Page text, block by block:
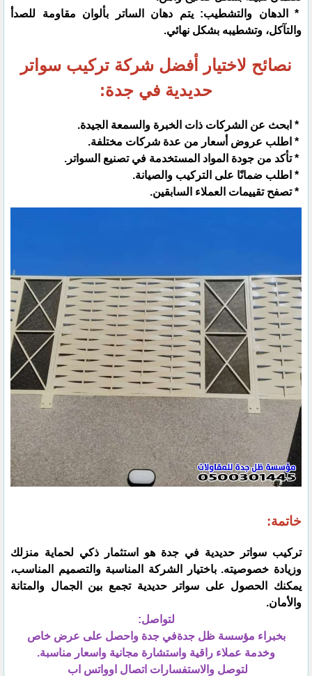
* الدهان والتشطيب: يتم دهان الساتر بألوان مقاومة للصدأ
والتآكل، وتشطيبه بشكل نهائي.
نصائح لاختيار أفضل شركة تركيب سواتر
حديدية في جدة:
* ابحث عن الشركات ذات الخبرة والسمعة الجيدة.
* اطلب عروض أسعار من عدة شركات مختلفة.
* تأكد من جودة المواد المستخدمة في تصنيع السواتر.
* اطلب ضمانًا على التركيب والصيانة.
* تصفح تقييمات العملاء السابقين.
خاتمة:
تركيب سواتر حديدية في جدة هو استثمار ذكي لحماية منزلك
وزيادة خصوصيته. باختيار الشركة المناسبة والتصميم المناسب،
يمكنك الحصول على سواتر حديدية تجمع بين الجمال والمتانة
والأمان.
لتواصل:
بخبراء مؤسسة ظل جدةفي جدة واحصل على عرض خاص
وخدمة عملاء راقية واستشارة مجانية واسعار مناسبة.
لتوصل والاستفسارات اتصال اوواتس اب